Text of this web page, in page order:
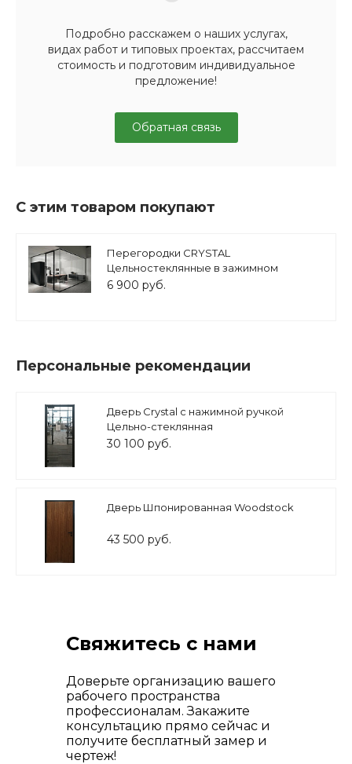
Подробно расскажем о наших услугах,
видах работ и типовых проектах, рассчитаем
стоимость и подготовим индивидуальное
предложение!
Обратная связь
С этим товаром покупают
Перегородки CRYSTAL
Цельностеклянные в зажимном
профиле
6 900 руб.
Персональные рекомендации
Дверь Crystal с нажимной ручкой
Цельно-стеклянная
30 100 руб.
Дверь Шпонированная Woodstock
43 500 руб.
Доверьте организацию вашего
рабочего пространства
профессионалам. Закажите
консультацию прямо сейчас и
получите бесплатный замер и
чертеж!
Свяжитесь с нами